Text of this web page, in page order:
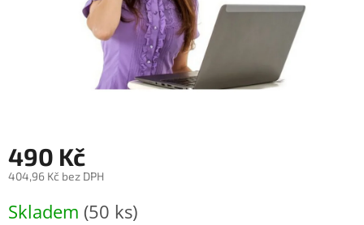
490 Kč
404,96 Kč bez DPH
cena:
Skladem (50 ks)